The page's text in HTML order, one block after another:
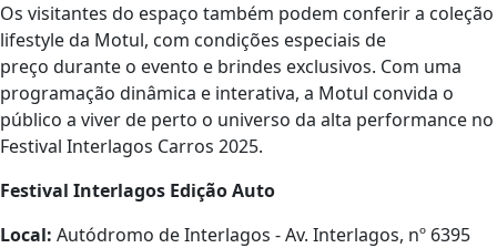
Os visitantes do espaço também podem conferir a coleção
lifestyle da Motul, com condições especiais de
preço durante o evento e brindes exclusivos. Com uma
programação dinâmica e interativa, a Motul convida o
público a viver de perto o universo da alta performance no
Festival Interlagos Carros 2025.
Festival Interlagos Edição Auto
Local: Autódromo de Interlagos - ⁠Av. Interlagos, nº 6395